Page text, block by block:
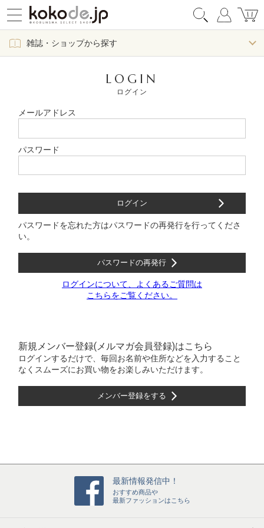
雑誌・ショップから探す
LOGIN
ログイン
メールアドレス
パスワード
パスワードを忘れた方はパスワードの再発行を行ってくださ
い。
パスワードの再発行
ログインについて、よくあるご質問は
こちらをご覧ください。
新規メンバー登録(メルマガ会員登録)はこちら
ログインするだけで、毎回お名前や住所などを入力すること
なくスムーズにお買い物をお楽しみいただけます。
メンバー登録をする
最新情報発信中！
おすすめ商品や
最新ファッションはこちら